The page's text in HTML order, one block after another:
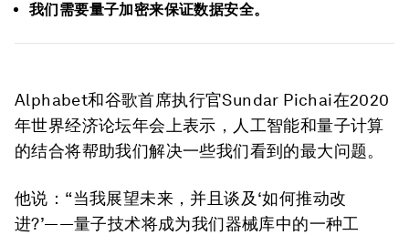
我们需要量子加密来保证数据安全。
Alphabet和谷歌首席执行官Sundar Pichai在2020
年世界经济论坛年会上表示，人工智能和量子计算
的结合将帮助我们解决一些我们看到的最大问题。
他说：“当我展望未来，并且谈及‘如何推动改
进?’——量子技术将成为我们器械库中的一种工